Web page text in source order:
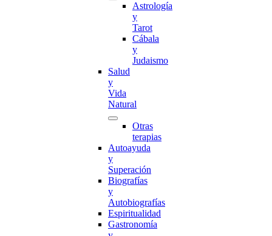
Astrología
y
Tarot
Cábala
y
Judaismo
Salud
y
Vida
Natural
Otras
terapias
Autoayuda
y
Superación
Biografías
y
Autobiografías
Espiritualidad
Gastronomía